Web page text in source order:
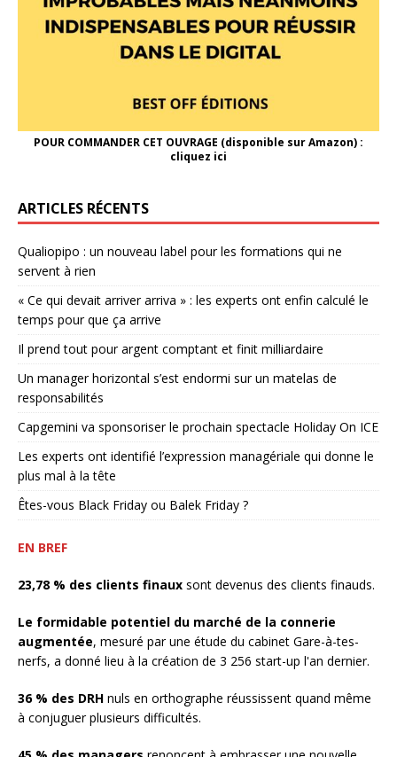
POUR COMMANDER CET OUVRAGE (disponible sur Amazon) :
cliquez ici
ARTICLES RÉCENTS
Qualiopipo : un nouveau label pour les formations qui ne
servent à rien
« Ce qui devait arriver arriva » : les experts ont enfin calculé le
temps pour que ça arrive
Il prend tout pour argent comptant et finit milliardaire
Un manager horizontal s’est endormi sur un matelas de
responsabilités
Capgemini va sponsoriser le prochain spectacle Holiday On ICE
Les experts ont identifié l’expression managériale qui donne le
plus mal à la tête
Êtes-vous Black Friday ou Balek Friday ?
EN BREF
23,78 % des clients finaux sont devenus des clients finauds.
Le formidable potentiel du marché de la connerie
augmentée, mesuré par une étude du cabinet Gare-à-tes-
nerfs, a donné lieu à la création de 3 256 start-up l'an dernier.
36 % des DRH nuls en orthographe réussissent quand même
à conjuguer plusieurs difficultés.